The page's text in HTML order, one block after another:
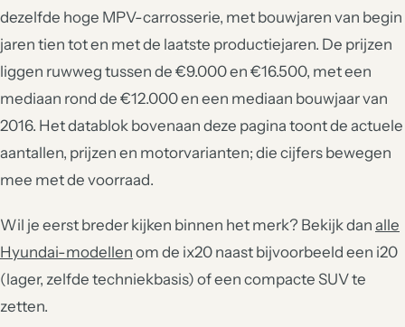
dezelfde hoge MPV-carrosserie, met bouwjaren van begin
jaren tien tot en met de laatste productiejaren. De prijzen
liggen ruwweg tussen de €9.000 en €16.500, met een
mediaan rond de €12.000 en een mediaan bouwjaar van
2016. Het datablok bovenaan deze pagina toont de actuele
aantallen, prijzen en motorvarianten; die cijfers bewegen
mee met de voorraad.
Wil je eerst breder kijken binnen het merk? Bekijk dan alle
Hyundai-modellen om de ix20 naast bijvoorbeeld een i20
(lager, zelfde techniekbasis) of een compacte SUV te
zetten.